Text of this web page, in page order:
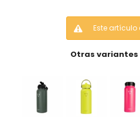
Este
Otras